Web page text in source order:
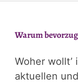
Warum
Woher wollt’
aktuellen